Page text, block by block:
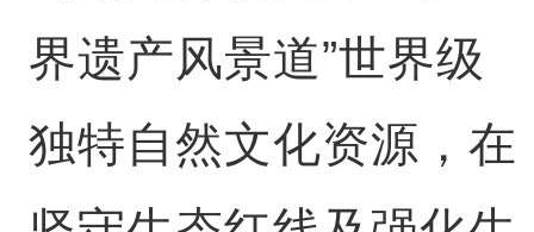
界遗产风景道”世界级
独特自然文化资源，在